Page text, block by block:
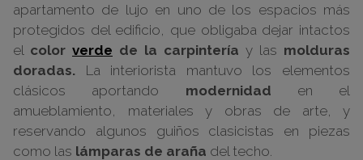
apartamento de lujo en uno de los espacios más
protegidos del edificio, que obligaba dejar intactos
el color verde de la carpintería y las molduras
doradas. La interiorista mantuvo los elementos
clásicos aportando modernidad en el
amueblamiento, materiales y obras de arte, y
reservando algunos guiños clasicistas en piezas
como las lámparas de araña del techo.